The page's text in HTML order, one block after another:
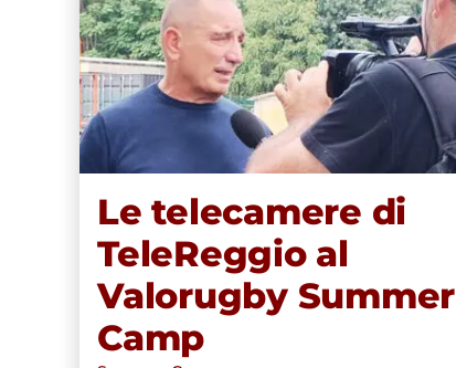
Le telecamere di
TeleReggio al Valorugby
Summer Camp
Le telecamere di
TeleReggio al
Valorugby Summer
Camp